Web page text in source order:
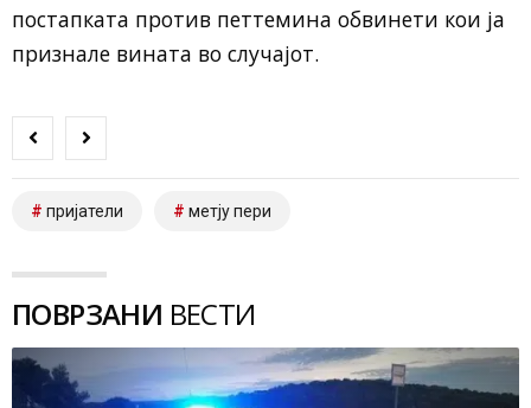
постапката против петтемина обвинети кои ја
признале вината во случајот.
пријатели метју пери
ПОВРЗАНИ ВЕСТИ